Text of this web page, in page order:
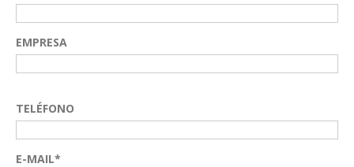
EMPRESA
TELÉFONO
E-MAIL*